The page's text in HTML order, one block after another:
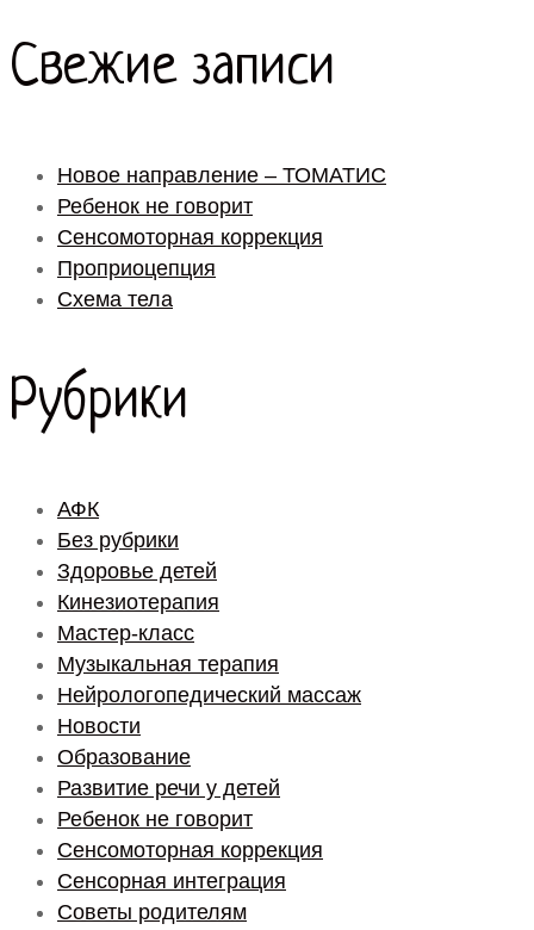
Свежие записи
Новое направление – ТОМАТИС
Ребенок не говорит
Сенсомоторная коррекция
Проприоцепция
Схема тела
Рубрики
АФК
Без рубрики
Здоровье детей
Кинезиотерапия
Мастер-класс
Музыкальная терапия
Нейрологопедический массаж
Новости
Образование
Развитие речи у детей
Ребенок не говорит
Сенсомоторная коррекция
Сенсорная интеграция
Советы родителям